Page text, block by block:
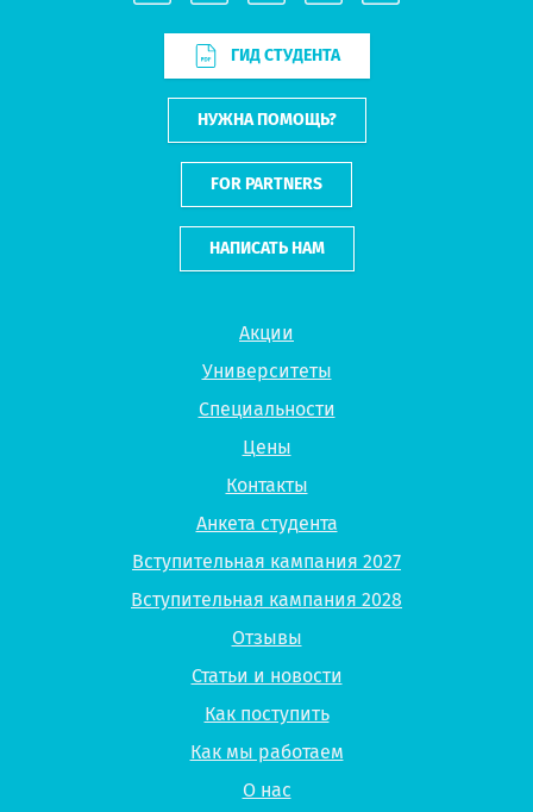
Акции
Университеты
Специальности
Цены
Контакты
Анкета студента
Вступительная кампания 2027
Вступительная кампания 2028
Отзывы
Статьи и новости
Как поступить
Как мы работаем
О нас
ГИД СТУДЕНТА
НУЖНА ПОМОЩЬ?
FOR PARTNERS
НАПИСАТЬ НАМ